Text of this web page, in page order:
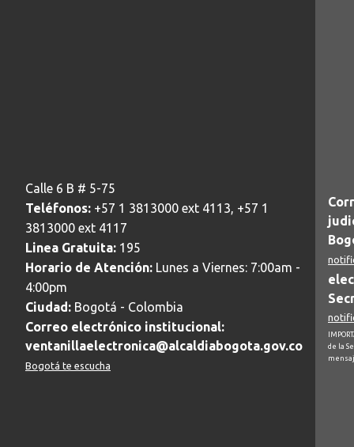
Calle 6 B # 5-75
Teléfonos: +57 1 3813000 ext 4113, +57 1
3813000 ext 4117
Linea Gratuita: 195
Horario de Atención: Lunes a Viernes: 7:00am -
4:00pm
Ciudad: Bogotá - Colombia
Correo electrónico institucional:
ventanillaelectronica@alcaldiabogota.gov.co
Bogotá te escucha
de la